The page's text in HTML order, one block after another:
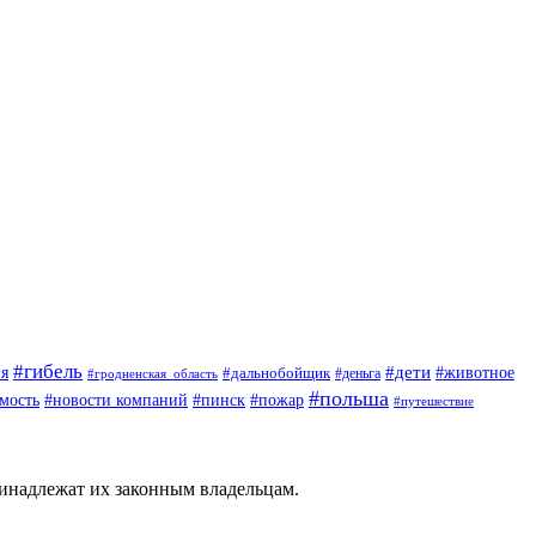
#гибель #гродненская_область #дальнобойщик #деньга #дети #животное
#новости компаний #пинск #пожар #польша #путешествие
их законным владельцам.